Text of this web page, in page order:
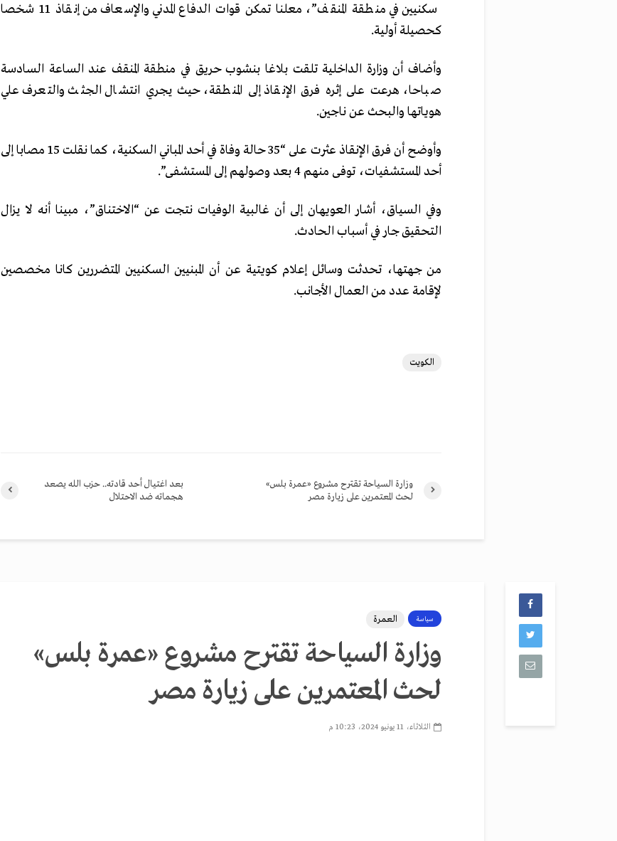
سكنيين في منطقة المنقف”، معلنا تمكن قوات الدفاع المدني والإسعاف من إنقاذ 11 شخصا
كحصيلة أولية.
وأضاف أن وزارة الداخلية تلقت بلاغا بنشوب حريق في منطقة المنقف عند الساعة السادسة
صباحا، هرعت على إثره فرق الإنقاذ إلى المنطقة، حيث يجري انتشال الجثث والتعرف علي
هوياتها والبحث عن ناجين.
وأوضح أن فرق الإنقاذ عثرت على “35 حالة وفاة في أحد المباني السكنية، كما نقلت 15 مصابا إلى
أحد المستشفيات، توفى منهم 4 بعد وصولهم إلى المستشفى”.
وفي السياق، أشار العويهان إلى أن غالبية الوفيات نتجت عن “الاختناق”، مبينا أنه لا يزال
التحقيق جار في أسباب الحادث.
من جهتها، تحدثت وسائل إعلام كويتية عن أن المبنيين السكنيين المتضررين كانا مخصصين
لإقامة عدد من العمال الأجانب.
الكويت
بعد اغتيال أحد قادته.. حزب الله يصعد
هجماته ضد الاحتلال
وزارة السياحة تقترح مشروع «عمرة بلس»
لحث المعتمرين على زيارة مصر
سياسة العمرة
وزارة السياحة تقترح مشروع «عمرة بلس»
لحث المعتمرين على زيارة مصر
الثلاثاء، 11 يونيو 2024، 10:23 م